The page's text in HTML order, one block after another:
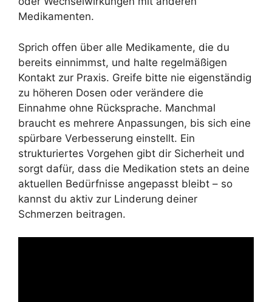
Medikamenten.
Sprich offen über alle Medikamente, die du
bereits einnimmst, und halte regelmäßigen
Kontakt zur Praxis. Greife bitte nie eigenständig
zu höheren Dosen oder verändere die
Einnahme ohne Rücksprache. Manchmal
braucht es mehrere Anpassungen, bis sich eine
spürbare Verbesserung einstellt. Ein
strukturiertes Vorgehen gibt dir Sicherheit und
sorgt dafür, dass die Medikation stets an deine
aktuellen Bedürfnisse angepasst bleibt – so
kannst du aktiv zur Linderung deiner
Schmerzen beitragen.